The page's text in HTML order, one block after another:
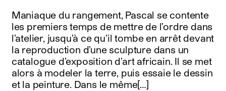
Maniaque du rangement, Pascal se contente
les premiers temps de mettre de l’ordre dans
l’atelier, jusqu’à ce qu’il tombe en arrêt devant
la reproduction d’une sculpture dans un
catalogue d’exposition d’art africain. Il se met
alors à modeler la terre, puis essaie le dessin
et la peinture. Dans le même[…]